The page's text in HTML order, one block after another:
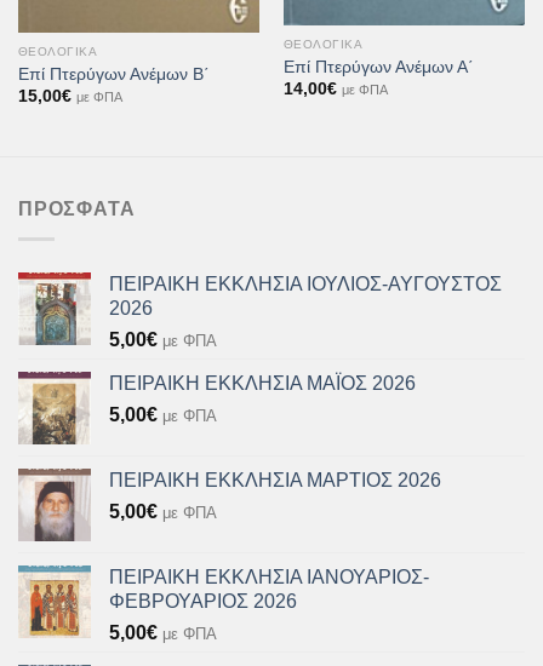
ΘΕΟΛΟΓΙΚΆ
Επί Πτερύγων Ανέμων Β΄
15,00€ με ΦΠΑ
ΘΕΟΛΟΓΙΚΆ
Επί Πτερύγων Ανέμων Α΄
14,00€ με ΦΠΑ
ΠΡΌΣΦΑΤΑ
ΠΕΙΡΑΙΚΗ ΕΚΚΛΗΣΙΑ ΙΟΥΛΙΟΣ-ΑΥΓΟΥΣΤΟΣ
2026
5,00€ με ΦΠΑ
ΠΕΙΡΑΙΚΗ ΕΚΚΛΗΣΙΑ ΜΑΪΟΣ 2026
5,00€ με ΦΠΑ
ΠΕΙΡΑΙΚΗ ΕΚΚΛΗΣΙΑ ΜΑΡΤΙΟΣ 2026
5,00€ με ΦΠΑ
ΠΕΙΡΑΙΚΗ ΕΚΚΛΗΣΙΑ ΙΑΝΟΥΑΡΙΟΣ-
ΦΕΒΡΟΥΑΡΙΟΣ 2026
5,00€ με ΦΠΑ